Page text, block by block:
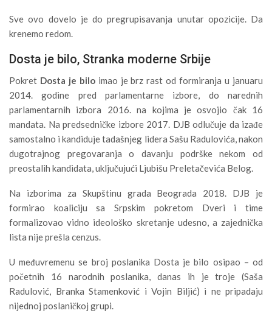
Sve ovo dovelo je do pregrupisavanja unutar opozicije. Da
krenemo redom.
Dosta je bilo, Stranka moderne Srbije
Pokret Dosta je biloimao je brz rast od formiranja u januaru
2014. godine pred parlamentarne izbore, do narednih
parlamentarnih izbora 2016. na kojima je osvojio čak 16
mandata. Na predsedničke izbore 2017. DJB odlučuje da izađe
samostalno i kandiduje tadašnjeg lidera Sašu Radulovića, nakon
dugotrajnog pregovaranja o davanju podrške nekom od
preostalih kandidata, uključujući Ljubišu Preletačevića Belog.
Na izborima za Skupštinu grada Beograda 2018. DJB je
formirao koaliciju sa Srpskim pokretom Dveri i time
formalizovao vidno ideološko skretanje udesno, a zajednička
lista nije prešla cenzus.
U međuvremenu se broj poslanika Dosta je bilo osipao – od
početnih 16 narodnih poslanika, danas ih je troje (Saša
Radulović, Branka Stamenković i Vojin Biljić) i ne pripadaju
nijednoj poslaničkoj grupi.